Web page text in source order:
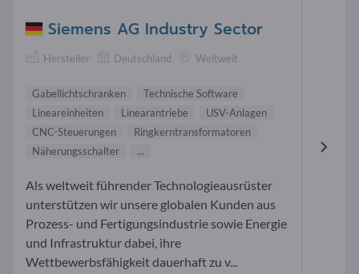
Siemens AG Industry Sector
Hersteller Deutschland Weltweit
Gabellichtschranken
Technische Software
Lineareinheiten
Linearantriebe
USV-Anlagen
CNC-Steuerungen
Ringkerntransformatoren
Näherungsschalter
...
Als weltweit führender Technologieausrüster
unterstützen wir unsere globalen Kunden aus
Prozess- und Fertigungsindustrie sowie Energie
und Infrastruktur dabei, ihre
Wettbewerbsfähigkeit dauerhaft zu v...